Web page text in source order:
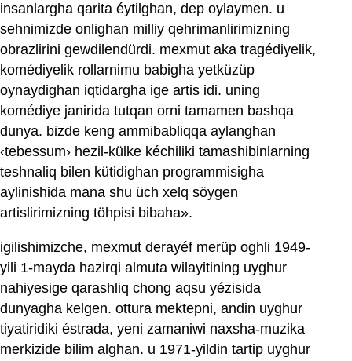
insanlargha qarita éytilghan, dep oylaymen. u
sehnimizde onlighan milliy qehrimanlirimizning
obrazlirini gewdilendürdi. mexmut aka tragédiyelik,
komédiyelik rollarnimu babigha yetküzüp
oynaydighan iqtidargha ige artis idi. uning
komédiye janirida tutqan orni tamamen bashqa
dunya. bizde keng ammibabliqqa aylanghan
‹tebessum› hezil-külke kéchiliki tamashibinlarning
teshnaliq bilen kütidighan programmisigha
aylinishida mana shu üch xelq söygen
artislirimizning töhpisi bibaha».
igilishimizche, mexmut derayéf merüp oghli 1949-
yili 1-mayda hazirqi almuta wilayitining uyghur
nahiyesige qarashliq chong aqsu yézisida
dunyagha kelgen. ottura mektepni, andin uyghur
tiyatiridiki éstrada, yeni zamaniwi naxsha-muzika
merkizide bilim alghan. u 1971-yildin tartip uyghur